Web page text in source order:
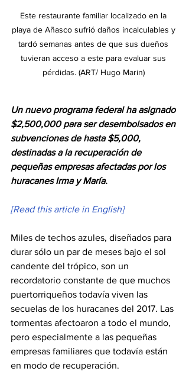
Este restaurante familiar localizado en la
playa de Añasco sufrió daños incalculables y
tardó semanas antes de que sus dueños
tuvieran acceso a este para evaluar sus
pérdidas. (ART/ Hugo Marin)
Un nuevo programa federal ha asignado
$2,500,000 para ser desembolsados en
subvenciones de hasta $5,000,
destinadas a la recuperación de
pequeñas empresas afectadas por los
huracanes Irma y María.
[Read this article in English]
Miles de techos azules, diseñados para
durar sólo un par de meses bajo el sol
candente del trópico, son un
recordatorio constante de que muchos
puertorriqueños todavía viven las
secuelas de los huracanes del 2017. Las
tormentas afectoaron a todo el mundo,
pero especialmente a las pequeñas
empresas familiares que todavía están
en modo de recuperación.